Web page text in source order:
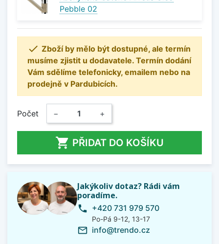
Pebble 02
 Zboží by mělo být dostupné, ale termín
musíme zjistit u dodavatele. Termín dodání
Vám sdělíme telefonicky, emailem nebo na
prodejně v Pardubicích.
Počet − +
 PŘIDAT DO KOŠÍKU
Jakýkoliv dotaz? Rádi vám
poradíme.
phone +420 731 979 570
Po-Pá 9-12, 13-17
mail_outline info@trendo.cz